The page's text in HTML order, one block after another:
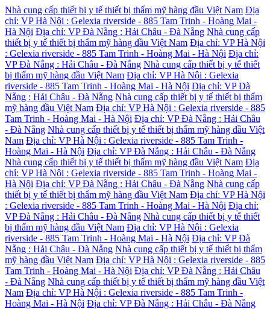
Nhà cung cấp thiết bị y tế thiết bị thẩm mỹ hàng đầu Việt Nam Địa
chỉ: VP Hà Nội : Gelexia riverside - 885 Tam Trinh - Hoàng Mai -
Hà Nội Địa chỉ: VP Đà Nẵng : Hải Châu - Đà Nẵng Nhà cung cấp
thiết bị y tế thiết bị thẩm mỹ hàng đầu Việt Nam Địa chỉ: VP Hà Nội
: Gelexia riverside - 885 Tam Trinh - Hoàng Mai - Hà Nội Địa chỉ:
VP Đà Nẵng : Hải Châu - Đà Nẵng Nhà cung cấp thiết bị y tế thiết
bị thẩm mỹ hàng đầu Việt Nam Địa chỉ: VP Hà Nội : Gelexia
riverside - 885 Tam Trinh - Hoàng Mai - Hà Nội Địa chỉ: VP Đà
Nẵng : Hải Châu - Đà Nẵng Nhà cung cấp thiết bị y tế thiết bị thẩm
mỹ hàng đầu Việt Nam Địa chỉ: VP Hà Nội : Gelexia riverside - 885
Tam Trinh - Hoàng Mai - Hà Nội Địa chỉ: VP Đà Nẵng : Hải Châu
- Đà Nẵng Nhà cung cấp thiết bị y tế thiết bị thẩm mỹ hàng đầu Việt
Nam Địa chỉ: VP Hà Nội : Gelexia riverside - 885 Tam Trinh -
Hoàng Mai - Hà Nội Địa chỉ: VP Đà Nẵng : Hải Châu - Đà Nẵng
Nhà cung cấp thiết bị y tế thiết bị thẩm mỹ hàng đầu Việt Nam Địa
chỉ: VP Hà Nội : Gelexia riverside - 885 Tam Trinh - Hoàng Mai -
Hà Nội Địa chỉ: VP Đà Nẵng : Hải Châu - Đà Nẵng Nhà cung cấp
thiết bị y tế thiết bị thẩm mỹ hàng đầu Việt Nam Địa chỉ: VP Hà Nội
: Gelexia riverside - 885 Tam Trinh - Hoàng Mai - Hà Nội Địa chỉ:
VP Đà Nẵng : Hải Châu - Đà Nẵng Nhà cung cấp thiết bị y tế thiết
bị thẩm mỹ hàng đầu Việt Nam Địa chỉ: VP Hà Nội : Gelexia
riverside - 885 Tam Trinh - Hoàng Mai - Hà Nội Địa chỉ: VP Đà
Nẵng : Hải Châu - Đà Nẵng Nhà cung cấp thiết bị y tế thiết bị thẩm
mỹ hàng đầu Việt Nam Địa chỉ: VP Hà Nội : Gelexia riverside - 885
Tam Trinh - Hoàng Mai - Hà Nội Địa chỉ: VP Đà Nẵng : Hải Châu
- Đà Nẵng Nhà cung cấp thiết bị y tế thiết bị thẩm mỹ hàng đầu Việt
Nam Địa chỉ: VP Hà Nội : Gelexia riverside - 885 Tam Trinh -
Hoàng Mai - Hà Nội Địa chỉ: VP Đà Nẵng : Hải Châu - Đà Nẵng